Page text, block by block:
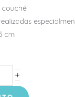
couché
cm
+